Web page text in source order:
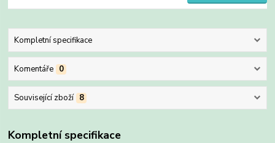
Kompletní specifikace
Komentáře 0
Související zboží 8
Kompletní specifikace